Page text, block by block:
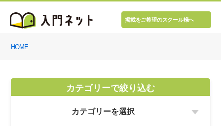
掲載をご希望のスクール様へ
HOME
カテゴリーで絞り込む